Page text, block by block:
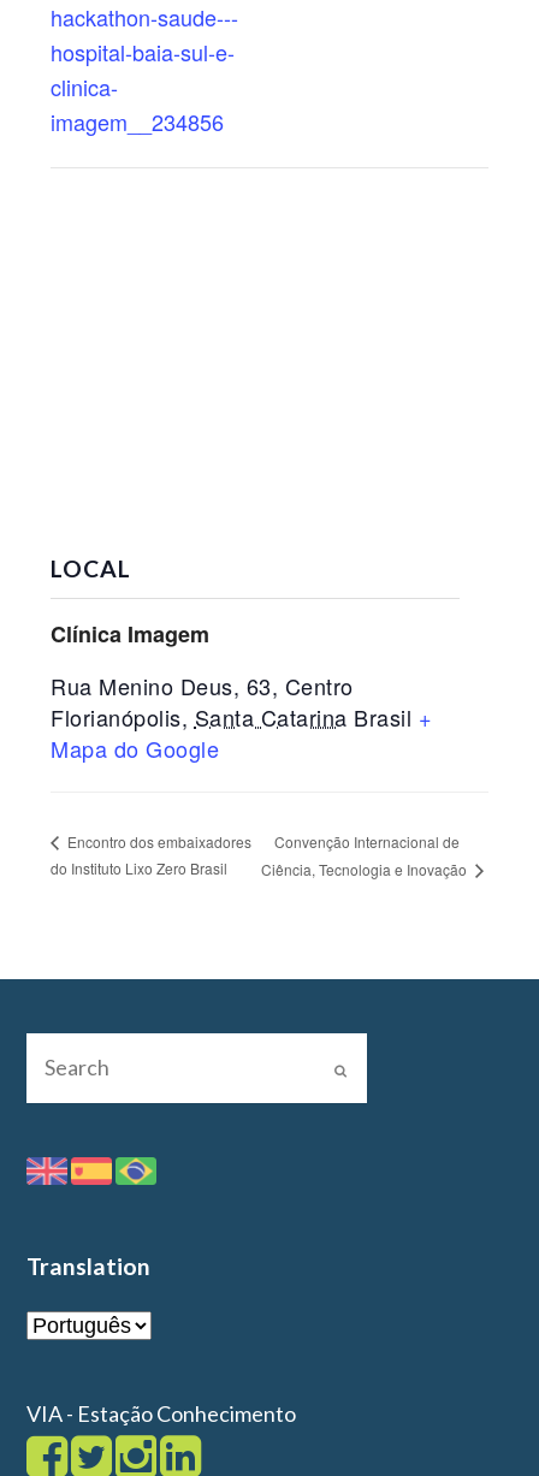
hackathon-saude---
hospital-baia-sul-e-
clinica-
imagem__234856
LOCAL
Clínica Imagem
Rua Menino Deus, 63, Centro
Florianópolis, Santa Catarina Brasil +
Mapa do Google
Encontro dos embaixadores
do Instituto Lixo Zero Brasil
Convenção Internacional de
Ciência, Tecnologia e Inovação
Translation
VIA - Estação Conhecimento